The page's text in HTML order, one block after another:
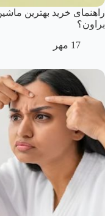
راهنمای خرید بهترین
براون؟
17 مهر